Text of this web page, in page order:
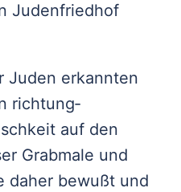
Judenfriedhof
Juden erkannten
richtung­
auf den
Grabmale und
daher bewußt und